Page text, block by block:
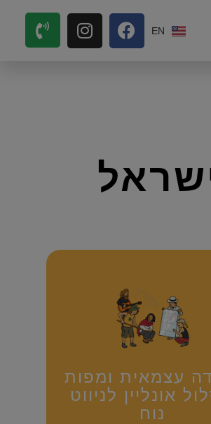
EN
עצמאית ומפות
אונליין לניווט
נוח